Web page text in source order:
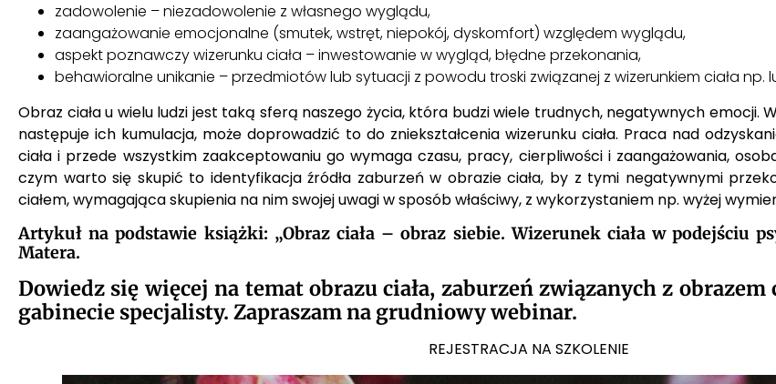
zadowolenie – niezadowolenie z własnego wyglądu,
zaangażowanie emocjonalne (smutek, wstręt, niepokój, dyskomfort) względem wyglądu,
aspekt poznawczy wizerunku ciała – inwestowanie w wygląd, błędne przekonania,
behawioralne unikanie – przedmiotów lub sytuacji z powodu troski związanej z wizerunkiem ciała np.
Obraz ciała u wielu ludzi jest taką sferą naszego życia, która budzi wiele trudnych, negatywnych emocji.
następuje ich kumulacja, może doprowadzić to do zniekształcenia wizerunku ciała. Praca nad
ciała i przede wszystkim zaakceptowaniu go wymaga czasu, pracy, cierpliwości i zaangażowania,
czym warto się skupić to identyfikacja źródła zaburzeń w obrazie ciała, by z tymi negatywnymi
ciałem, wymagająca skupienia na nim swojej uwagi w sposób właściwy, z wykorzystaniem np. wyżej
Artykuł na podstawie książki: „Obraz ciała – obraz siebie. Wizerunek ciała w podejściu
Matera.
Dowiedz się więcej na temat obrazu ciała, zaburzeń związanych z obrazem
gabinecie specjalisty. Zapraszam na grudniowy webinar.
REJESTRACJA NA SZKOLENIE